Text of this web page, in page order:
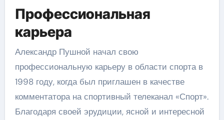
Профессиональная
карьера
Александр Пушной начал свою
профессиональную карьеру в области спорта в
1998 году, когда был приглашен в качестве
комментатора на спортивный телеканал «Спорт».
Благодаря своей эрудиции, ясной и интересной